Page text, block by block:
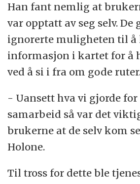
Han fant nemlig at
var opptatt av seg selv. De
ignorerte muligheten til å
informasjon i kartet for å
ved å si i fra om gode
- Uansett hva vi gjorde
samarbeid så var det
brukerne at de selv kom
Holone.
Til tross for dette ble